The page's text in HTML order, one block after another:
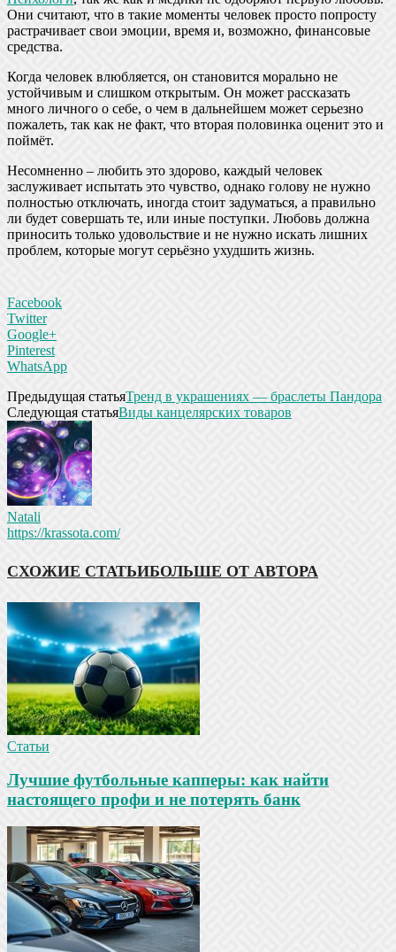
Они считают, что в такие моменты человек просто попросту
растрачивает свои эмоции, время и, возможно, финансовые
средства.
Когда человек влюбляется, он становится морально не
устойчивым и слишком открытым. Он может рассказать
много личного о себе, о чем в дальнейшем может серьезно
пожалеть, так как не факт, что вторая половинка оценит это и
поймёт.
Несомненно – любить это здорово, каждый человек
заслуживает испытать это чувство, однако голову не нужно
полностью отключать, иногда стоит задуматься, а правильно
ли будет совершать те, или иные поступки. Любовь должна
приносить только удовольствие и не нужно искать лишних
проблем, которые могут серьёзно ухудшить жизнь.
Facebook
Twitter
Google+
Pinterest
WhatsApp
Предыдущая статьяТренд в украшениях — браслеты Пандора
Следующая статьяВиды канцелярских товаров
Natali
https://krassota.com/
СХОЖИЕ СТАТЬИБОЛЬШЕ ОТ АВТОРА
Статьи
Лучшие футбольные капперы: как найти
настоящего профи и не потерять банк